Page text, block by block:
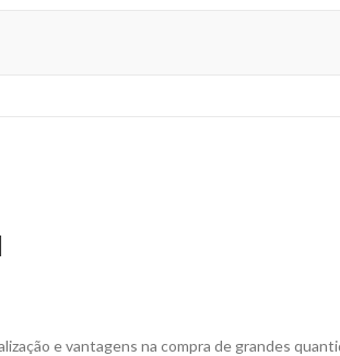
e vantagens na compra de grandes